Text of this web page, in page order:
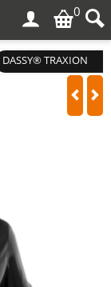
0
DASSY® TRAXION